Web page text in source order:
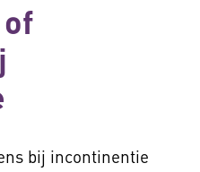
bij incontinentie